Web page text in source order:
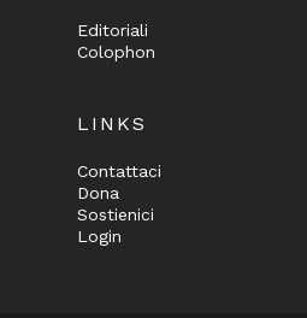
Editoriali
Colophon
LINKS
Contattaci
Dona
Sostienici
Login